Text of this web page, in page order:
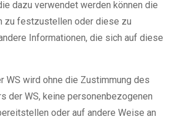
dazu verwendet werden können die
zu festzustellen oder diese zu
Informationen, die sich auf diese
WS wird ohne die Zustimmung des
der WS, keine personenbezogenen
oder auf andere Weise an